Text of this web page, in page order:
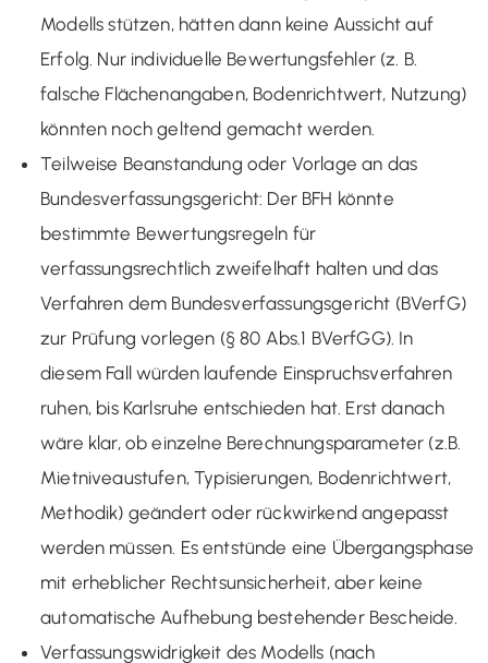
Modells stützen, hätten dann keine Aussicht auf
Erfolg. Nur individuelle Bewertungsfehler (z. B.
falsche Flächenangaben, Bodenrichtwert, Nutzung)
könnten noch geltend gemacht werden.
Teilweise Beanstandung oder Vorlage an das
Bundesverfassungsgericht: Der BFH könnte
bestimmte Bewertungsregeln für
verfassungsrechtlich zweifelhaft halten und das
Verfahren dem Bundesverfassungsgericht (BVerfG)
zur Prüfung vorlegen (§ 80 Abs.1 BVerfGG). In
diesem Fall würden laufende Einspruchsverfahren
ruhen, bis Karlsruhe entschieden hat. Erst danach
wäre klar, ob einzelne Berechnungsparameter (z.B.
Mietniveaustufen, Typisierungen, Bodenrichtwert,
Methodik) geändert oder rückwirkend angepasst
werden müssen. Es entstünde eine Übergangsphase
mit erheblicher Rechtsunsicherheit, aber keine
automatische Aufhebung bestehender Bescheide.
Verfassungswidrigkeit des Modells (nach